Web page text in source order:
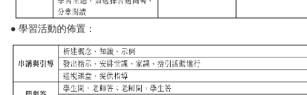
● 學習活動的佈置：